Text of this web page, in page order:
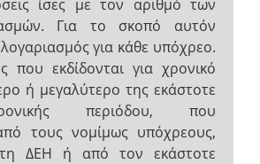
ίσες με τον αριθμό των
Για το σκοπό αυτόν
λογαριασμός για κάθε υπόχρεο.
που εκδίδονται για χρονικό
ή μεγαλύτερο της εκάστοτε
περιόδου, που
τους νομίμως υπόχρεους,
τη ΔΕΗ ή από τον εκάστοτε